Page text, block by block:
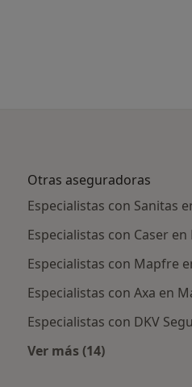
Otras aseguradoras
Especialistas con Sanitas
Especialistas con Caser
Especialistas con Mapfre
Especialistas con Axa en
Especialistas con DKV
Ver más (14)